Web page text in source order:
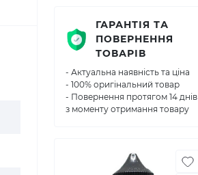
ГАРАНТІЯ ТА
ПОВЕРНЕННЯ
ТОВАРІВ
- Актуальна наявність та ціна
- 100% оригінальний товар
- Повернення протягом 14 днів
з моменту отримання товару